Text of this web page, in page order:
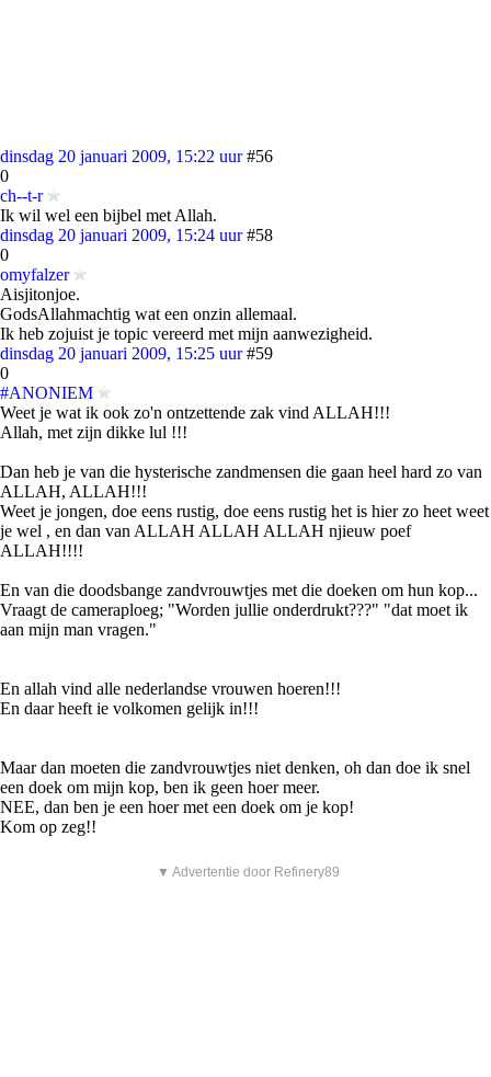
dinsdag 20 januari 2009, 15:22 uur #56
0
ch--t-r
Ik wil wel een bijbel met Allah.
dinsdag 20 januari 2009, 15:24 uur #58
0
omyfalzer
Aisjitonjoe.
GodsAllahmachtig wat een onzin allemaal.
Ik heb zojuist je topic vereerd met mijn aanwezigheid.
dinsdag 20 januari 2009, 15:25 uur #59
0
#ANONIEM
Weet je wat ik ook zo'n ontzettende zak vind ALLAH!!!
Allah, met zijn dikke lul !!!
Dan heb je van die hysterische zandmensen die gaan heel hard zo van
ALLAH, ALLAH!!!
Weet je jongen, doe eens rustig, doe eens rustig het is hier zo heet weet
je wel , en dan van ALLAH ALLAH ALLAH njieuw poef
ALLAH!!!!
En van die doodsbange zandvrouwtjes met die doeken om hun kop...
Vraagt de cameraploeg; "Worden jullie onderdrukt???" "dat moet ik
aan mijn man vragen."
En allah vind alle nederlandse vrouwen hoeren!!!
En daar heeft ie volkomen gelijk in!!!
Maar dan moeten die zandvrouwtjes niet denken, oh dan doe ik snel
een doek om mijn kop, ben ik geen hoer meer.
NEE, dan ben je een hoer met een doek om je kop!
Kom op zeg!!
▼ Advertentie door Refinery89